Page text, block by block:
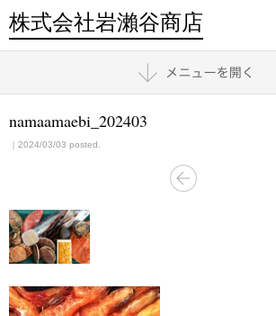
株式会社岩瀨谷商店
namaamaebi_202403
｜2024/03/03 posted.